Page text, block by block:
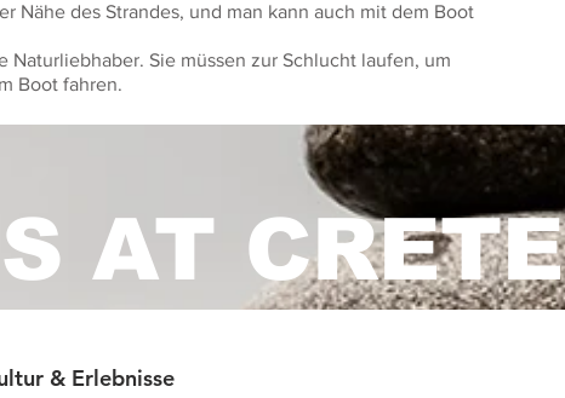
Nähe des Strandes, und man kann auch mit dem Boot
Naturliebhaber. Sie müssen zur Schlucht laufen, um
Boot fahren.
AT CRETE
& Erlebnisse